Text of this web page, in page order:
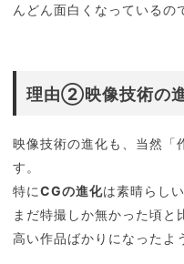
んどん面白くなっているの
理由②映像技術の
映像技術の進化も、当然「
す。
特にCGの進化は素晴らし
まだ特撮しか無かった頃
高い作品ばかりになったよ